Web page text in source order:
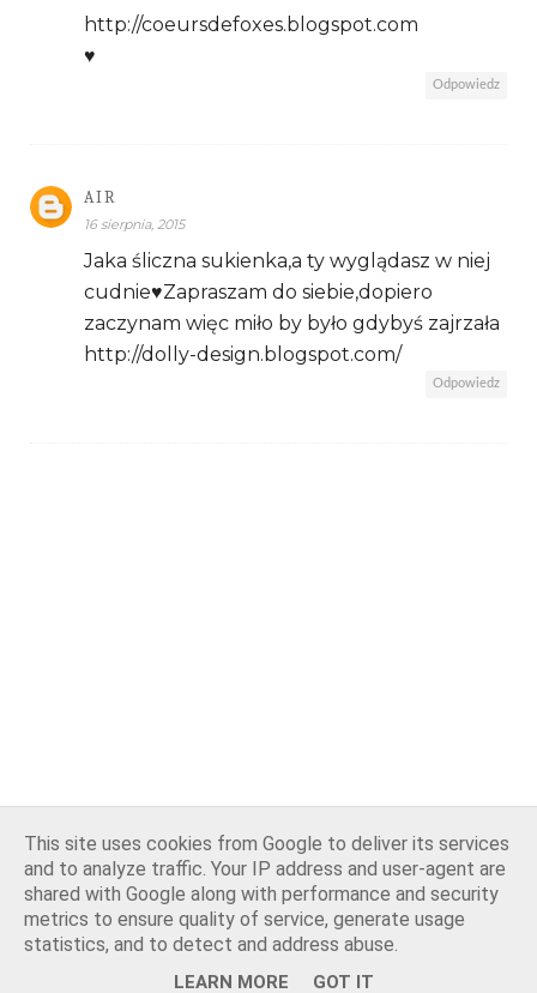
http://coeursdefoxes.blogspot.com
♥
Odpowiedz
AIR
16 sierpnia, 2015
Jaka śliczna sukienka,a ty wyglądasz w niej
cudnie♥Zapraszam do siebie,dopiero
zaczynam więc miło by było gdybyś zajrzała
http://dolly-design.blogspot.com/
Odpowiedz
WebLove.PL . Wszelkie prawa zastrzeżone.
This site uses cookies from Google to deliver its services
and to analyze traffic. Your IP address and user-agent are
shared with Google along with performance and security
metrics to ensure quality of service, generate usage
statistics, and to detect and address abuse.
LEARN MORE GOT IT